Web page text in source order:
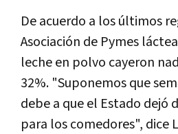
De acuerdo a los últimos
Asociación de Pymes
leche en polvo cayeron
32%. "Suponemos que
debe a que el Estado dejó
para los comedores", dice